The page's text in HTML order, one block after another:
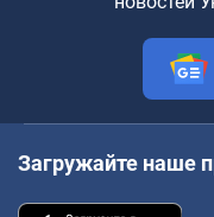
Загружайте наше